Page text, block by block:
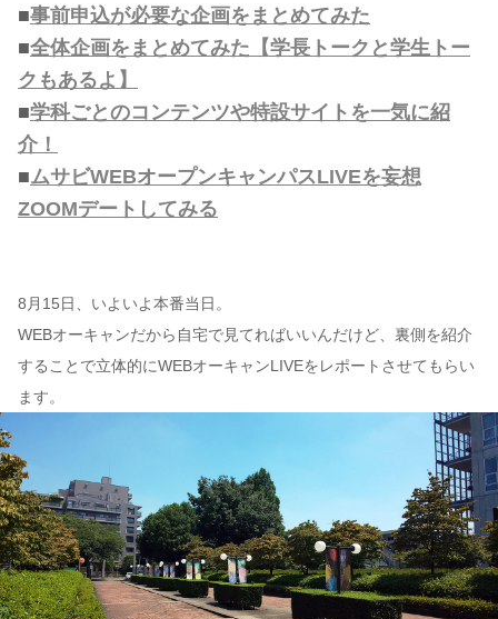
■事前申込が必要な企画をまとめてみた
■全体企画をまとめてみた【学長トークと学生トー
クもあるよ】
■学科ごとのコンテンツや特設サイトを一気に紹
介！
■ムサビWEBオープンキャンパスLIVEを妄想
ZOOMデートしてみる
8月15日、いよいよ本番当日。
WEBオーキャンだから自宅で見てればいいんだけど、裏側を紹介
することで立体的にWEBオーキャンLIVEをレポートさせてもらい
ます。